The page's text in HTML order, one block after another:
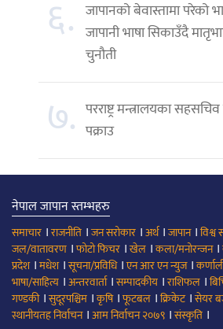
६. जापानको बेवास्तामा परेको
जापानी भाषा सिकाउँदै
चुनौती
७. परराष्ट्र मन्त्रालयका
पक्राउ
नेपाल जापान स्तम्भहरु
समाचार ।राजनीति ।जन सरोकार ।अर्थ।जापान।विश्व
जल/वातावरण ।फोटो फिचर ।खेल ।कला/मनोरन्जन।
प्रदेश।मधेश।सूचना/प्रविधि।एन आर एन न्युज।
भाषा/साहित्य ।अन्तरवार्ता।सम्पादकीय ।राशिफल ।
गण्डकी।सुदूरपश्चिम ।कृषि।फूटबल ।क्रिकेट।सेयर
स्थानीयतह निर्वाचन।आम निर्वाचन २०७९ ।संस्कृति ।